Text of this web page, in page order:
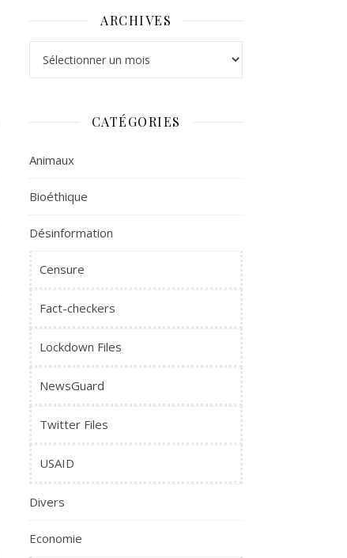
ARCHIVES
CATÉGORIES
Animaux
Bioéthique
Désinformation
Censure
Fact-checkers
Lockdown Files
NewsGuard
Twitter Files
USAID
Divers
Economie